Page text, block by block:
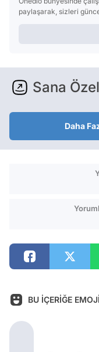
paylaşarak, sizleri
Sana
Daha
BU İÇERİĞE